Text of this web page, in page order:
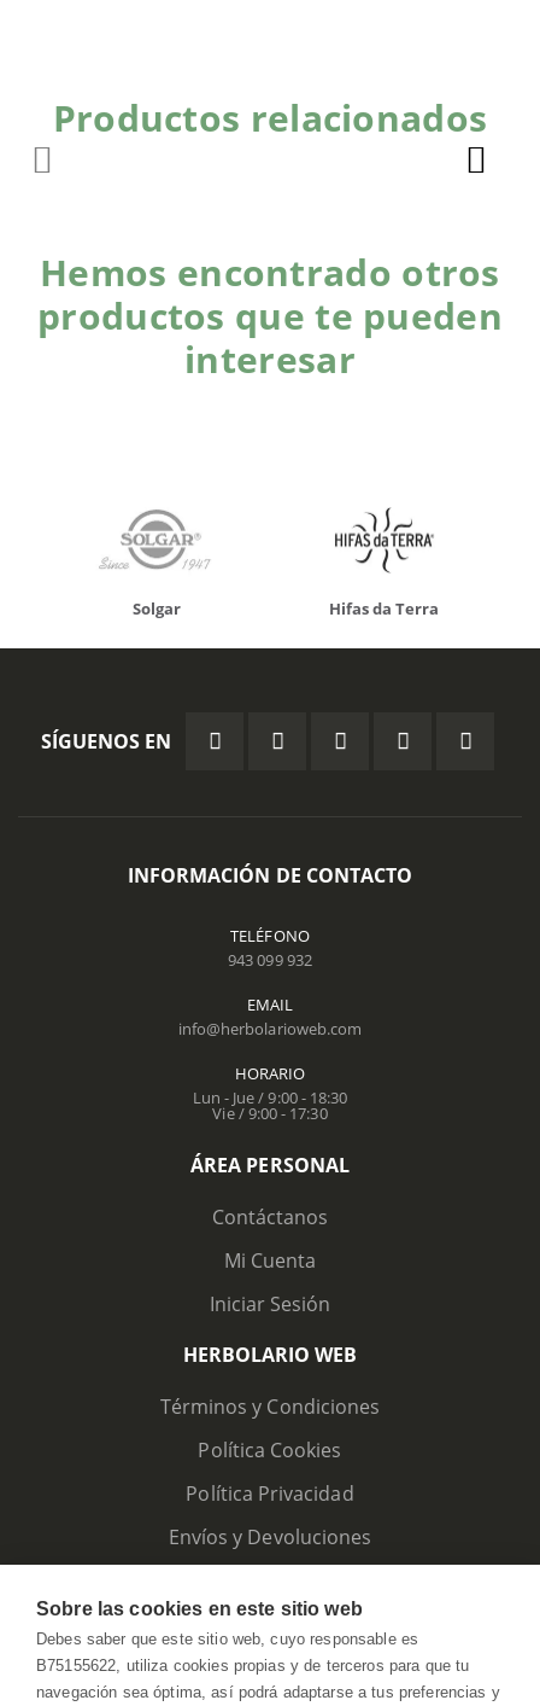
Productos relacionados
Hemos encontrado otros
productos que te pueden
interesar
Solgar Hifas da Terra
SÍGUENOS EN
INFORMACIÓN DE CONTACTO
TELÉFONO
943 099 932
EMAIL
info@herbolarioweb.com
HORARIO
Lun - Jue / 9:00 - 18:30
Vie / 9:00 - 17:30
ÁREA PERSONAL
Contáctanos
Mi Cuenta
Iniciar Sesión
HERBOLARIO WEB
Términos y Condiciones
Política Cookies
Política Privacidad
Envíos y Devoluciones
Sobre las cookies en este sitio web
Debes saber que este sitio web, cuyo responsable es
B75155622, utiliza cookies propias y de terceros para que tu
navegación sea óptima, así podrá adaptarse a tus preferencias y